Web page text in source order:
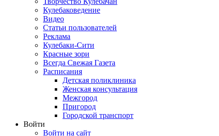
Кулебаковедение
Видео
Статьи пользователей
Реклама
Кулебаки-Сити
Красные зори
Всегда Свежая Газета
Расписания
Детская поликлиника
Женская консультация
Межгород
Пригород
Городской транспорт
Войти
Войти на сайт